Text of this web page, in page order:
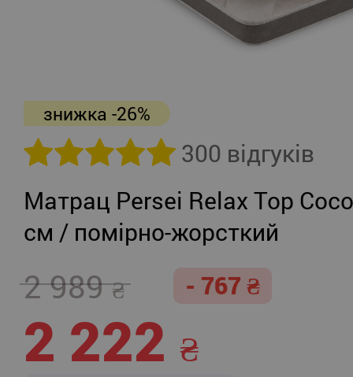
знижка -26%
300 відгуків
Матрац Persei Relax Top
см / помірно-жорсткий
2 989 - 767
2 222